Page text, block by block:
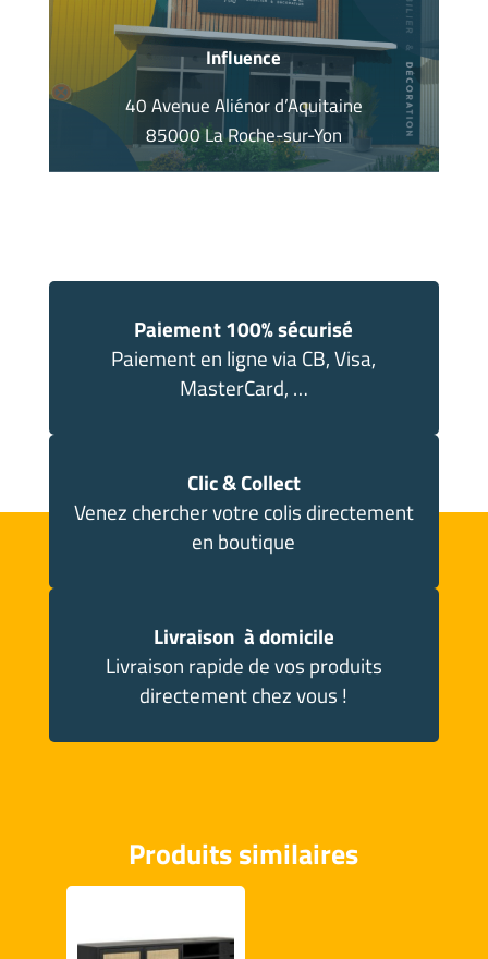
Influence
40 Avenue Aliénor d’Aquitaine
85000 La Roche-sur-Yon
Paiement 100% sécurisé
Paiement en ligne via CB, Visa,
MasterCard, …
Clic & Collect
Venez chercher votre colis directement
en boutique
Livraison à domicile
Livraison rapide de vos produits
directement chez vous !
Produits similaires